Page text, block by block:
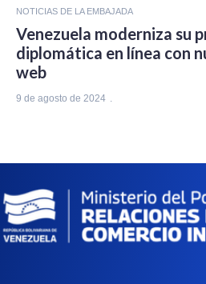
NOTICIAS DE LA EMBAJADA
Venezuela moderniza su
diplomática en línea con
web
9 de agosto de 2024